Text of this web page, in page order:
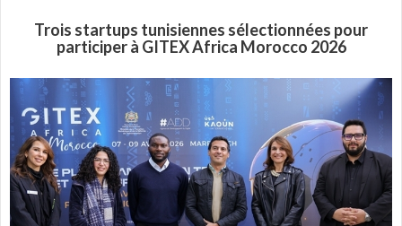
Trois startups tunisiennes sélectionnées pour
participer à GITEX Africa Morocco 2026